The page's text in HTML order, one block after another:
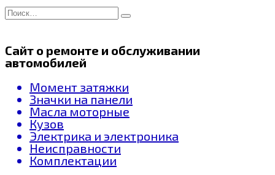
Перейти
к
Search
for:
Сайт о ремонте и обслуживании
автомобилей
Момент затяжки
Значки на панели
Масла моторные
Кузов
Электрика и электроника
Неисправности
Комплектации